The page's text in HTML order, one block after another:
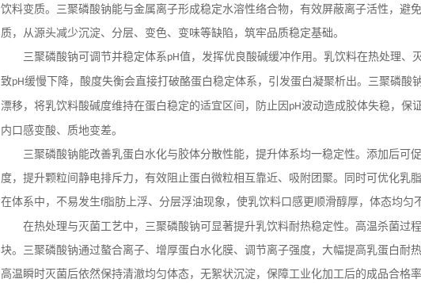
饮料变质。三聚磷酸钠能与金属离子形成稳定水溶性络合物，有效屏蔽离子活性，避
质，从源头减少沉淀、分层、变色、变味等缺陷，筑牢品质稳定基础。
三聚磷酸钠可调节并稳定体系pH值，发挥优良酸碱缓冲作用。乳饮料在热处理、
致pH缓慢下降，酸度失衡会直接打破酪蛋白稳定体系，引发蛋白凝聚析出。三聚磷酸
漂移，将乳饮料酸碱度维持在蛋白稳定的适宜区间，防止因 pH波动造成胶体失稳，保
内口感变酸、质地变差。
三聚磷酸钠能改善乳蛋白水化与胶体分散性能，提升体系均一稳定性。添加后可
度，提升颗粒间静电排斥力，有效阻止蛋白微粒相互靠近、吸附团聚。同时可优化乳
在体系中，不易发生f脂肪上浮、分层浮油现象，使乳饮料口感更顺滑醇厚，体态均匀
在热处理与灭菌工艺中，三聚磷酸钠可显著提升乳饮料耐热稳定性。高温杀菌过
块。三聚磷酸钠通过螯合离子、增厚蛋白水化膜、调节离子强度，大幅提高乳蛋白耐
高温瞬时灭菌后依然保持清澈均匀体态，无絮状沉淀，保障工业化加工后的成品合格率